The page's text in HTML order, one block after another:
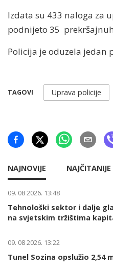
Izdata su 433 naloga za
podnijeto 35
Policija je oduzela jedan
TAGOVI Uprava policije
NAJNOVIJE NAJČITANIJE
09. 08 2026. 13:48
Tehnološki sektor i dalje
na svjetskim tržištima
09. 08 2026. 13:22
Tunel Sozina opslužio 2,54